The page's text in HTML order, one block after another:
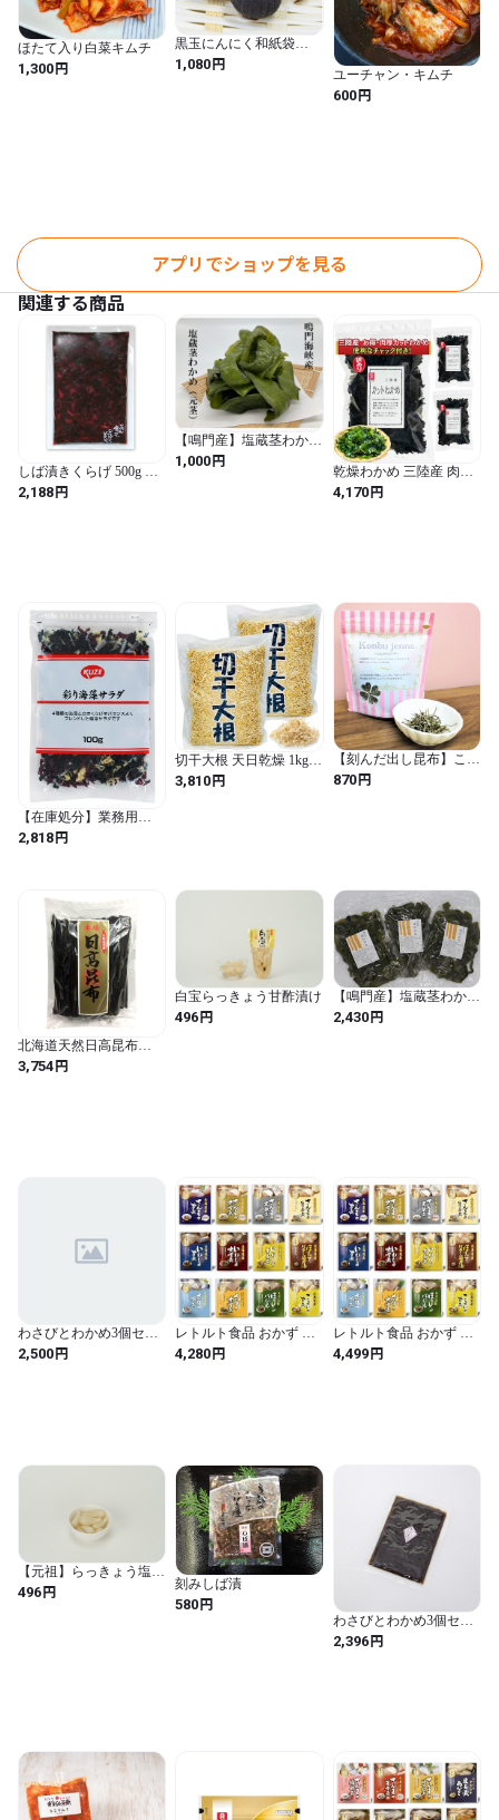
ほたて入り白菜キムチ
1,300円
黒玉にんにく和紙袋
110g
1,080円
ユーチャン・キムチ
600円
アプリでショップを見る
関連する商品
しば漬きくらげ 500g 徳
用袋 【 漬物 佃煮 人気し
ば漬け 柴漬け きくらげ
2,188円
【鳴門産】塩蔵茎わかめ
(元茎） 900g
1,000円
乾燥わかめ 三陸産 肉厚
カット わかめ 国産 150g
75g×2袋 訳あり 便利なチ
4,170円
【在庫処分】業務用
KUZE 彩り海藻サラダ
100g×2袋
2,818円
切干大根 天日乾燥 1kg x
2袋 業務用 大容量サイズ
かね七
3,810円
【刻んだ出し昆布】こん
ぶジェンヌ35g【羅臼・
利尻・真昆布の黄金比率
870円
北海道天然日高昆布
300g 大容量 便利なチャ
ック付き 煮物 出汁 おで
3,754円
白宝らっきょう甘酢漬け
496円
【鳴門産】塩蔵茎わかめ
(中芯） 900g 3袋SET
2,430円
わさびとわかめ3個セッ
ト外箱なし（130g×3）
茎わかめ 佃煮 甘辛
2,500円
レトルト食品 おかず 魚
北海道産 パウチセット
さんま いわし ほっけ等
4,280円
レトルト食品 おかず 魚
北海道産 パウチセット
さんま いわし ほっけ等
4,499円
【元祖】らっきょう塩漬
け
496円 刻みしば漬
580円
わさびとわかめ3個セッ
ト外箱なし（130g×3）
茎わかめ 佃煮 甘辛
2,396円